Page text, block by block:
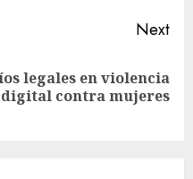
Next
legales en violencia
digital contra mujeres